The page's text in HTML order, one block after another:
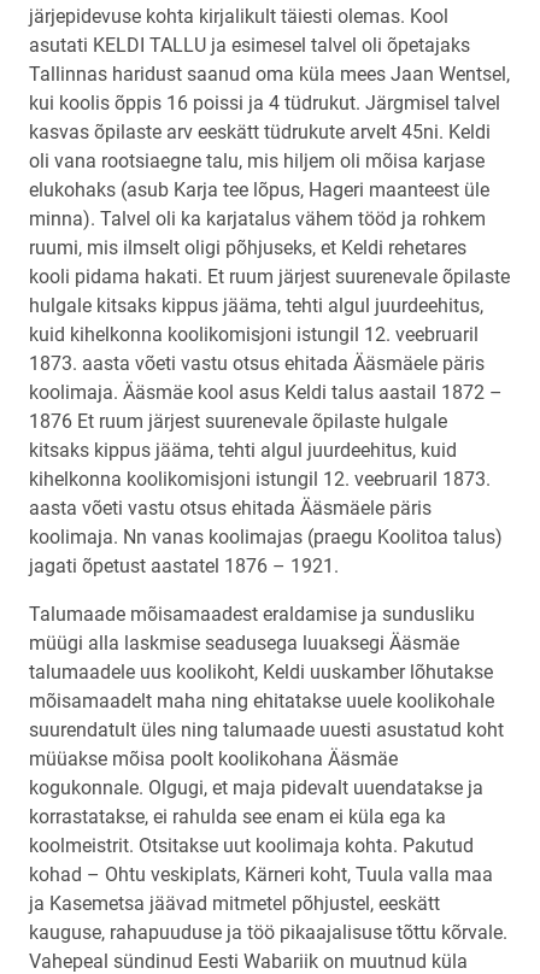
järjepidevuse kohta kirjalikult täiesti olemas. Kool
asutati KELDI TALLU ja esimesel talvel oli õpetajaks
Tallinnas haridust saanud oma küla mees Jaan Wentsel,
kui koolis õppis 16 poissi ja 4 tüdrukut. Järgmisel talvel
kasvas õpilaste arv eeskätt tüdrukute arvelt 45ni. Keldi
oli vana rootsiaegne talu, mis hiljem oli mõisa karjase
elukohaks (asub Karja tee lõpus, Hageri maanteest üle
minna). Talvel oli ka karjatalus vähem tööd ja rohkem
ruumi, mis ilmselt oligi põhjuseks, et Keldi rehetares
kooli pidama hakati. Et ruum järjest suurenevale õpilaste
hulgale kitsaks kippus jääma, tehti algul juurdeehitus,
kuid kihelkonna koolikomisjoni istungil 12. veebruaril
1873. aasta võeti vastu otsus ehitada Ääsmäele päris
koolimaja. Ääsmäe kool asus Keldi talus aastail 1872 –
1876 Et ruum järjest suurenevale õpilaste hulgale
kitsaks kippus jääma, tehti algul juurdeehitus, kuid
kihelkonna koolikomisjoni istungil 12. veebruaril 1873.
aasta võeti vastu otsus ehitada Ääsmäele päris
koolimaja. Nn vanas koolimajas (praegu Koolitoa talus)
jagati õpetust aastatel 1876 – 1921.
Talumaade mõisamaadest eraldamise ja sundusliku
müügi alla laskmise seadusega luuaksegi Ääsmäe
talumaadele uus koolikoht, Keldi uuskamber lõhutakse
mõisamaadelt maha ning ehitatakse uuele koolikohale
suurendatult üles ning talumaade uuesti asustatud koht
müüakse mõisa poolt koolikohana Ääsmäe
kogukonnale. Olgugi, et maja pidevalt uuendatakse ja
korrastatakse, ei rahulda see enam ei küla ega ka
koolmeistrit. Otsitakse uut koolimaja kohta. Pakutud
kohad – Ohtu veskiplats, Kärneri koht, Tuula valla maa
ja Kasemetsa jäävad mitmetel põhjustel, eeskätt
kauguse, rahapuuduse ja töö pikaajalisuse tõttu kõrvale.
Vahepeal sündinud Eesti Wabariik on muutnud küla